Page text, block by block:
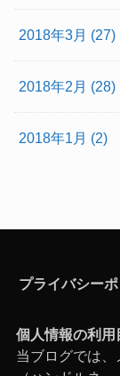
2018年3月 (27)
2018年2月 (28)
2018年1月 (2)
プライバシー
個人情報の利用
当ブログでは